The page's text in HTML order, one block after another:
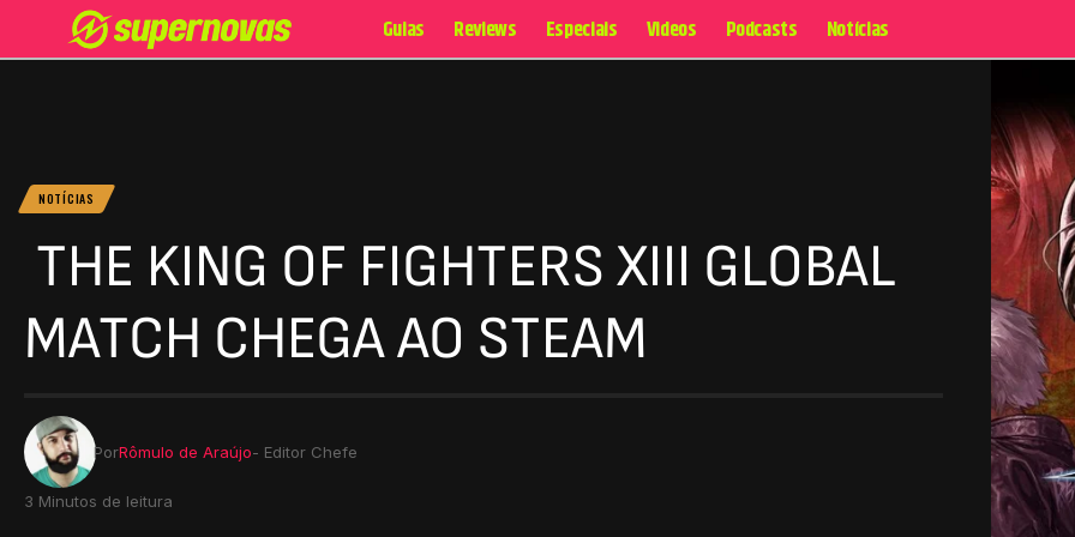
Guias Reviews Especiais Videos Podcasts Notícias
NOTÍCIAS
THE KING OF FIGHTERS XIII GLOBAL
MATCH CHEGA AO STEAM
PorRômulo de Araújo- Editor Chefe
3 Minutos de leitura